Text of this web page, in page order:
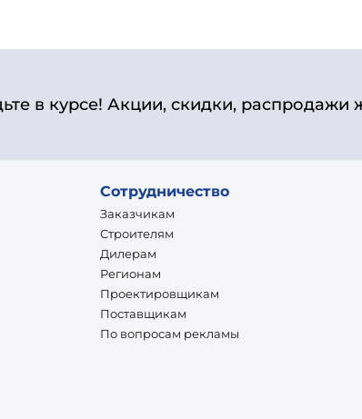
в курсе! Акции, скидки, распродажи
Сотрудничество
Заказчикам
Строителям
Дилерам
Регионам
Проектировщикам
Поставщикам
По вопросам рекламы